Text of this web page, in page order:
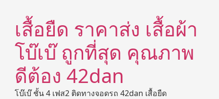
เสื้อยืด ราคาส่ง เสื้อผ้า
โบ๊เบ๊ ถูกที่สุด คุณภาพ
ดีต้อง 42dan
โบ๊เบ๊ ชั้น 4 เฟส2 ติดทางจอดรถ 42dan เสื้อยืด